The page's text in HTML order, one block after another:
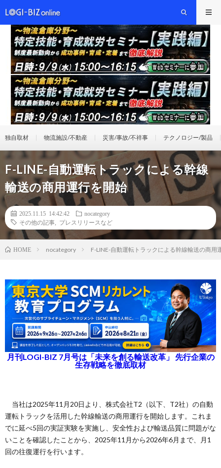
独自取材 物流施設/不動産 災害/事故/不祥事 テクノロジー/製品
F-LINE-自動運転トラックによる幹線
輸送の商用運行を開始
2025.11.15 14:42:42
nocategory
その他の記事
プレスリリースなど
HOME nocategory F-LINE-自動運転トラックによる幹線輸送の商用
月刊LOGI-BIZ 7月号は「未来を創る輸送改革」 先行企業の
生存戦略を徹底取材
当社は2025年11月20日より、株式会社T2（以下、T2社）の自動
運転トラックを活用した幹線輸送の商用運行を開始します。これま
でに延べ5回の実証実験を実施し、安全性および輸送品質に問題がな
いことを確認したことから、2025年11月から2026年6月まで、月1
回の往復運行を行います。